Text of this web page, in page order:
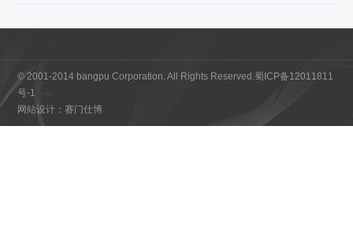
© 2001-2014 bangpu Corporation. All Rights Reserved.蜀ICP备12011811
号-1
网站设计：赛门仕博